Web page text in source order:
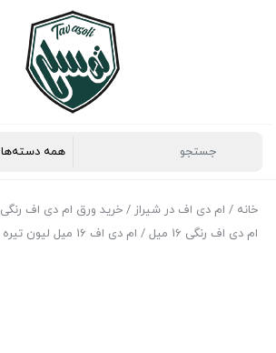
خانه / ام دی اف در شیراز / خرید ورق ام دی اف رنگی
ام دی اف رنگی 16 میل
/ ام دی اف 16 میل لیون تیره مات کد 3312